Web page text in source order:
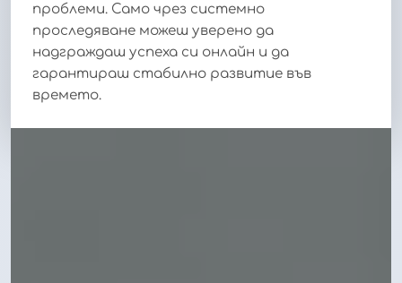
проблеми. Само чрез системно
проследяване можеш уверено да
надграждаш успеха си онлайн и да
гарантираш стабилно развитие във
времето.